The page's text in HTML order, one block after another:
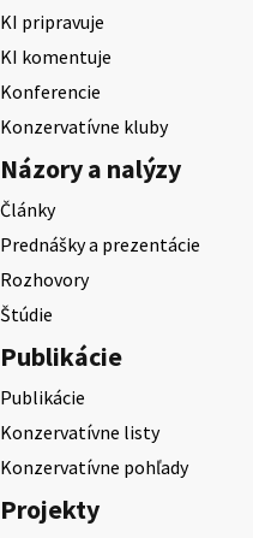
KI pripravuje
KI komentuje
Konferencie
Konzervatívne kluby
Názory a nalýzy
Články
Prednášky a prezentácie
Rozhovory
Štúdie
Publikácie
Publikácie
Konzervatívne listy
Konzervatívne pohľady
Projekty